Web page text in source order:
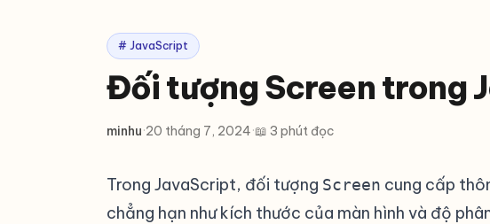
# JavaScript
Đối tượng Screen trong
minhu·20 tháng 7, 2024·📖 3 phút đọc
Trong JavaScript, đối tượng Screen cung cấp
chẳng hạn như kích thước của màn hình và độ